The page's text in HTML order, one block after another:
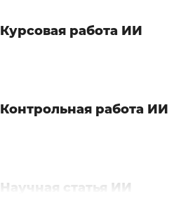
Курсовая работа ИИ
Контрольная работа ИИ
Научная статья ИИ